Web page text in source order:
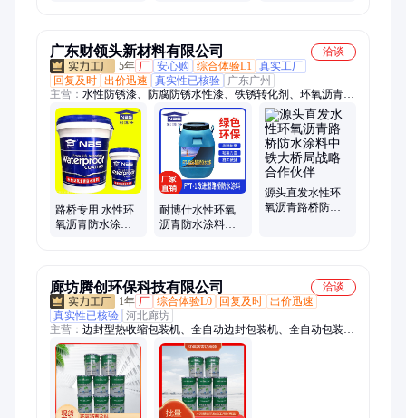
广东财领头新材料有限公司
洽谈
5年 厂 安心购 综合体验L1
真实工厂
回复及时 出价迅速 真实性已核验
广东广州
主营： 水性防锈漆、防腐防锈水性漆、铁锈转化剂、环氧沥青防
水涂料、彩钢瓦翻新防锈漆、隔音吸音材料、吸音阻燃涂料、外
墙保温涂料、桥面防水、路桥防水、背水面防水、背水面补漏、
外露型防水、红橡胶防水
路桥专用 水性环
氧沥青防水涂
耐博仕水性环氧
沥青防水涂料沥
源头直发水性环
氧沥青路桥防水
廊坊腾创环保科技有限公司
洽谈
1年 厂 综合体验L0 回复及时 出价迅速
真实性已核验 河北廊坊
主营： 边封型热收缩包装机、全自动边封包装机、全自动包装
机、环氧沥青漆、热收缩覆膜机、热收缩包装机、L型热收缩包
装机、L型封切热缩机、全自动L型热收缩包装、高速L型封切收
缩机、L型自动套膜收缩机、全自动热收缩包装机、热收缩膜包
装设备、托盘式缠绕机、缠绕打包机、全自动托盘缠绕机、玻璃
鳞片涂料、丙烯酸聚氨酯面漆、玻璃鳞片胶泥